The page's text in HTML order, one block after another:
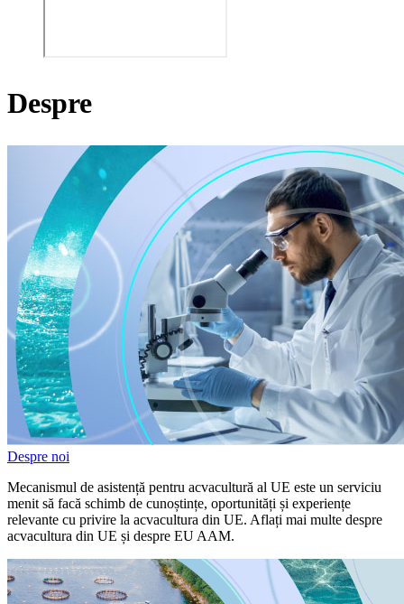
Despre
Despre noi
Mecanismul de asistență pentru acvacultură al UE este un serviciu
menit să facă schimb de cunoștințe, oportunități și experiențe
relevante cu privire la acvacultura din UE. Aflați mai multe despre
acvacultura din UE și despre EU AAM.